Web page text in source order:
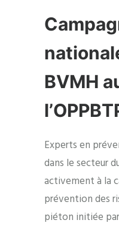
BVMH
Experts en
dans le secteur
activement à la
prévention des
piéton initiée par